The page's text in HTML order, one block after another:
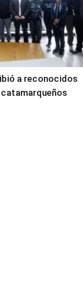
a reconocidos